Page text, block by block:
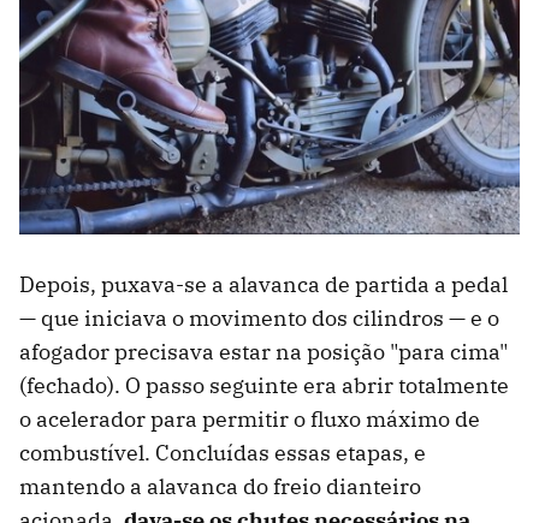
Depois, puxava-se a alavanca de partida a pedal
— que iniciava o movimento dos cilindros — e o
afogador precisava estar na posição "para cima"
(fechado). O passo seguinte era abrir totalmente
o acelerador para permitir o fluxo máximo de
combustível. Concluídas essas etapas, e
mantendo a alavanca do freio dianteiro